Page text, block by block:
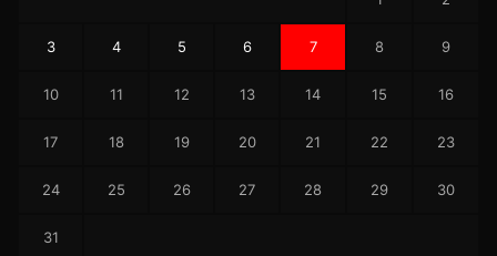
3 4 5 6 7 8 9
10 11 12 13 14 15 16
17 18 19 20 21 22 23
24 25 26 27 28 29 30
31